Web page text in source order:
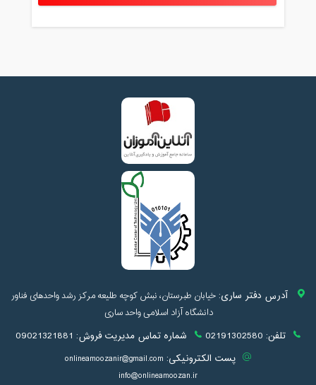
آدرس دفتر ساری:خیابان طبرستان، نبش کوچه طلیعه مرکز رشد واحدهای فناور
دانشگاه آزاد اسلامی واحد ساری
تلفن: 02191302580 شماره تماس مدیریت فروش: 09021321881
پست الکترونیکی: onlineamoozanir@gmail.com
info@onlineamoozan.ir